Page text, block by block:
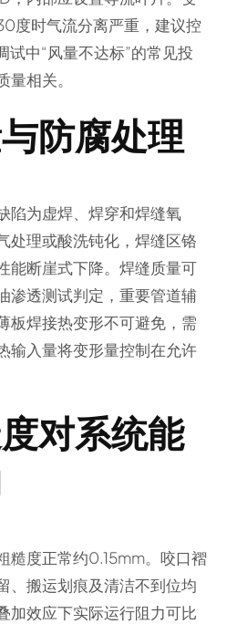
度时气流分离严重，建议控
试中“风量不达标”的常见投
相关。
防腐处理
陷为虚焊、焊穿和焊缝氧
处理或酸洗钝化，焊缝区铬
能断崖式下降。焊缝质量可
渗透测试判定，重要管道辅
板焊接热变形不可避免，需
输入量将变形量控制在允许
对系统能
糙度正常约0.15mm。咬口褶
、搬运划痕及清洁不到位均
加效应下实际运行阻力可比